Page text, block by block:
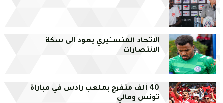
الاتحاد المنستيري يعود الى سكة
الانتصارات
40 ألف متفرج بملعب رادس في مباراة
تونس ومالي